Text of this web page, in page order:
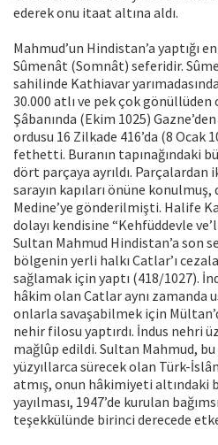
ederek onu itaat altına aldı.
Mahmud’un Hindistan’a yaptığı
Sûmenât (Somnât) seferidir.
sahilinde Kathiavar
30.000 atlı ve pek çok gönüllüden
Şâbanında (Ekim 1025)
ordusu 16 Zilkade 416’da (8 Ocak
fethetti. Buranın tapınağındaki
dört parçaya ayrıldı. Parçalardan
sarayın kapıları önüne konulmuş,
Medine’ye gönderilmişti. Halife
dolayı kendisine “Kehfüddevle
Sultan Mahmud Hindistan’a son
bölgenin yerli halkı Catlar’ı
sağlamak için yaptı (418/1027).
hâkim olan Catlar aynı zamanda
onlarla savaşabilmek için
nehir filosu yaptırdı. İndus nehri
mağlûp edildi. Sultan Mahmud,
yüzyıllarca sürecek olan Türk-
atmış, onun hâkimiyeti altındaki
yayılması, 1947’de kurulan
teşekkülünde birinci derecede